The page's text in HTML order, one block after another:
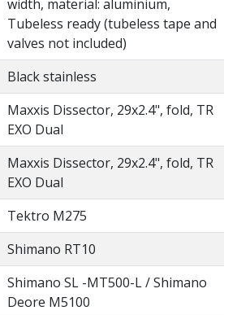
width, material: aluminium,
Tubeless ready (tubeless tape and
valves not included)
Black stainless
Maxxis Dissector, 29x2.4", fold, TR
EXO Dual
Maxxis Dissector, 29x2.4", fold, TR
EXO Dual
Tektro M275
Shimano RT10
Shimano SL -MT500-L / Shimano
Deore M5100